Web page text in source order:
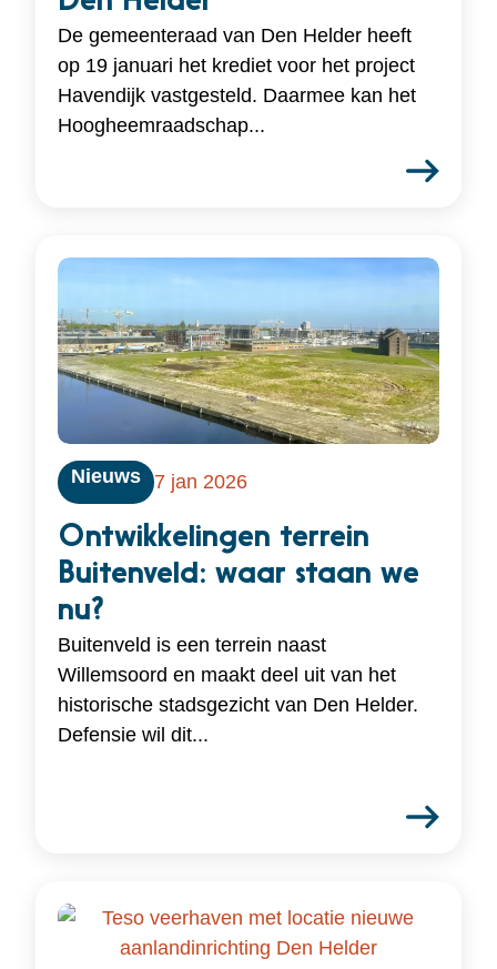
De gemeenteraad van Den Helder heeft
op 19 januari het krediet voor het project
Havendijk vastgesteld. Daarmee kan het
Hoogheemraadschap...
Nieuws 7 jan 2026
Ontwikkelingen terrein
Buitenveld: waar staan we
nu?
Buitenveld is een terrein naast
Willemsoord en maakt deel uit van het
historische stadsgezicht van Den Helder.
Defensie wil dit...